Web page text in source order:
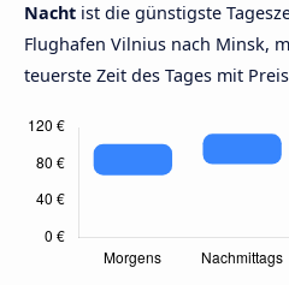
Nacht ist die günstigste
Flughafen Vilnius nach Minsk,
teuerste Zeit des Tages mit